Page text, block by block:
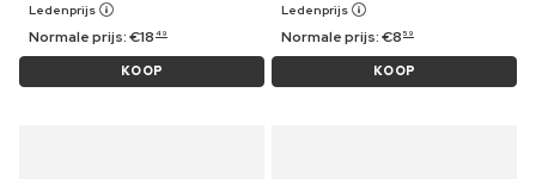
Ledenprijs
Normale prijs:€18 49
KOOP
Ledenprijs
Normale prijs:€8 59
KOOP